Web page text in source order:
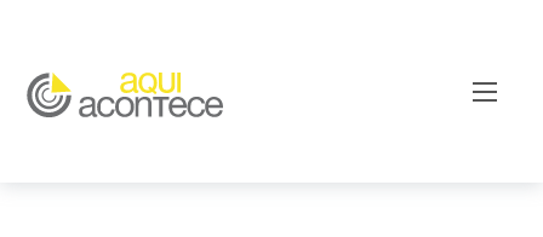
googleb82de9a22cec23e8.html